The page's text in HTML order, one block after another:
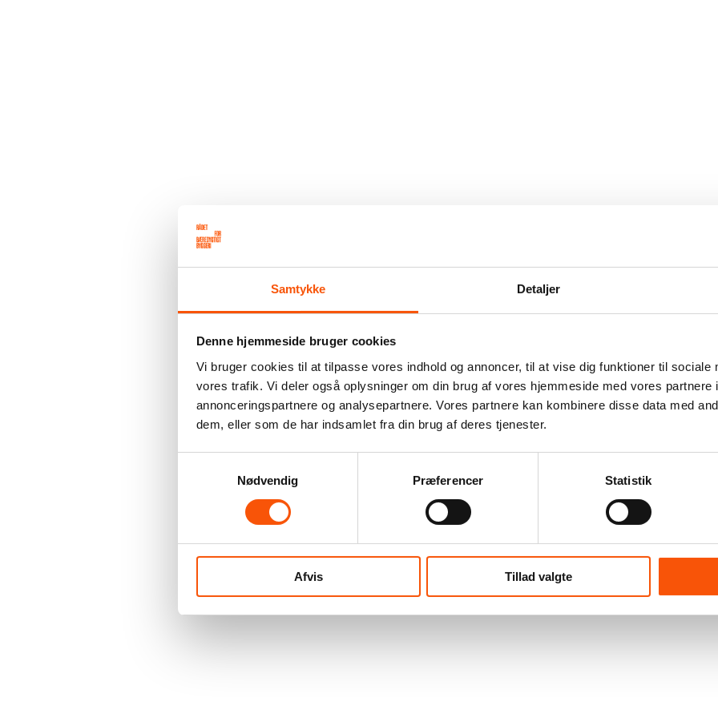
Samtykke Detaljer
Denne hjemmeside bruger cookies
Vi bruger cookies til at tilpasse vores indhold og annoncer, til at vise dig funktioner til sociale
vores trafik. Vi deler også oplysninger om din brug af vores hjemmeside med vores partnere
annonceringspartnere og analysepartnere. Vores partnere kan kombinere disse data med
dem, eller som de har indsamlet fra din brug af deres tjenester.
Nødvendig
Præferencer Statistik
Afvis Tillad valgte